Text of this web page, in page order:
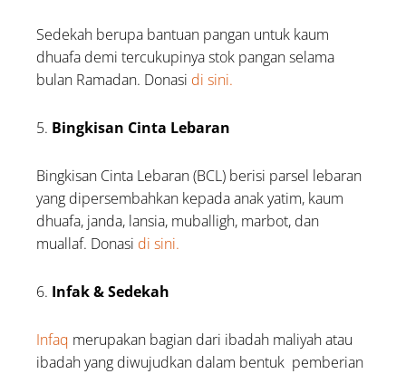
Sedekah berupa bantuan pangan untuk kaum
dhuafa demi tercukupinya stok pangan selama
bulan Ramadan. Donasi di sini.
5. Bingkisan Cinta Lebaran
Bingkisan Cinta Lebaran (BCL) berisi parsel lebaran
yang dipersembahkan kepada anak yatim, kaum
dhuafa, janda, lansia, muballigh, marbot, dan
muallaf. Donasi di sini.
6. Infak & Sedekah
Infaq merupakan bagian dari ibadah maliyah atau
ibadah yang diwujudkan dalam bentuk pemberian